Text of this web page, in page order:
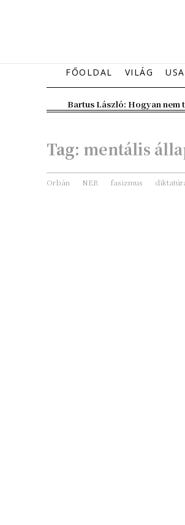
FŐOLDAL VILÁG USA
Bartus László: Hogyan nem
Tag: mentális
Orbán NER fasizmus